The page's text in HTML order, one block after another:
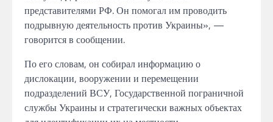
представителями РФ. Он помогалимпроводить
подрывную деятельностьпротив Украины», —
говорится в сообщении.
По его словам, он собирал информацию о
дислокации, вооружении и перемещении
подразделений ВСУ, Государственной пограничной
службы Украины и стратегически важныхобъектах